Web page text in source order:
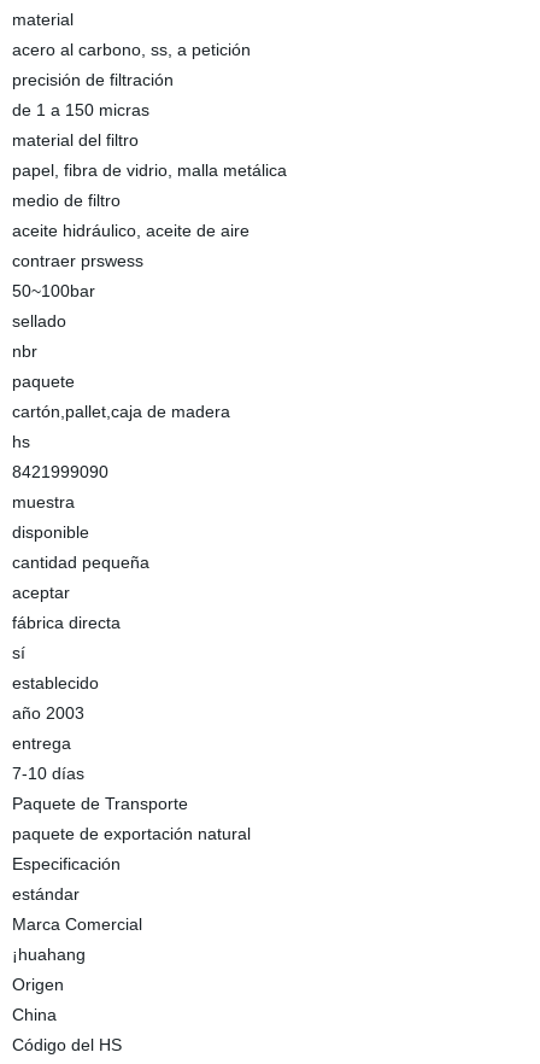
material
acero al carbono, ss, a petición
precisión de filtración
de 1 a 150 micras
material del filtro
papel, fibra de vidrio, malla metálica
medio de filtro
aceite hidráulico, aceite de aire
contraer prswess
50~100bar
sellado
nbr
paquete
cartón,pallet,caja de madera
hs
8421999090
muestra
disponible
cantidad pequeña
aceptar
fábrica directa
sí
establecido
año 2003
entrega
7-10 días
Paquete de Transporte
paquete de exportación natural
Especificación
estándar
Marca Comercial
¡huahang
Origen
China
Código del HS